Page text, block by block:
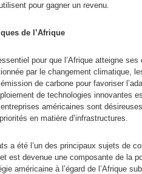
pour gagner un revenu.
de l’Afrique
pour que l’Afrique atteigne
par le changement climatique,
de carbone pour favoriser
de technologies innovantes
américaines sont
en matière d’infrastructures.
a été l’un des principaux sujets de
est devenue une composante de la
américaine à l’égard de l’Afrique